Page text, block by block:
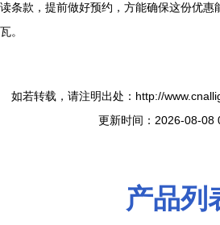
读条款，提前做好预约，方能确保这份优惠
瓦。
如若转载，请注明出处：http://
更新时间：2026-08-08
产品列